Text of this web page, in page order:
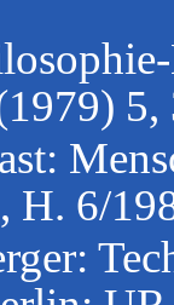
5,
H. 6/